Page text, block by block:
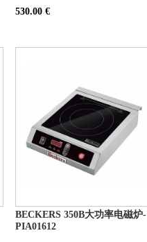
530.00 €
BECKERS 350B大功率电磁炉-
PIA01612